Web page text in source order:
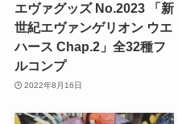
エヴァグッズ No.2023 「新
世紀エヴァンゲリオン ウエ
ハース Chap.2」全32種フ
ルコンプ
2022年8月16日